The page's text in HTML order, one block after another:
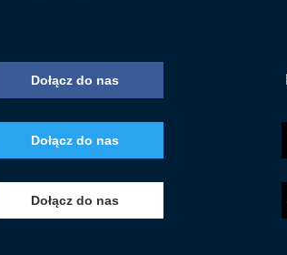
Dołącz do nas
Dołącz do nas
Dołącz do nas